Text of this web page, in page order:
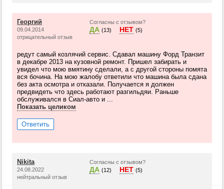
Георгий
09.04.2014
отрицательный отзыв
Согласны с отзывом?
ДА (13) НЕТ (5)
редут самый козлячий сервис. Сдавал машину Форд Транзит
в декабре 2013 на кузовной ремонт. Пришел забирать и
увидел что мою вмятину сделали, а с другой стороны помята
вся бочина. На мою жалобу ответили что машина была сдана
без акта осмотра и отказали. Получается я должен
предвидеть что здесь работают разгильдяи. Раньше
обслуживался в Сиал-авто и ...
Показать целиком
Ответить
Nikita
24.08.2022
нейтральный отзыв
Согласны с отзывом?
ДА (12) НЕТ (5)